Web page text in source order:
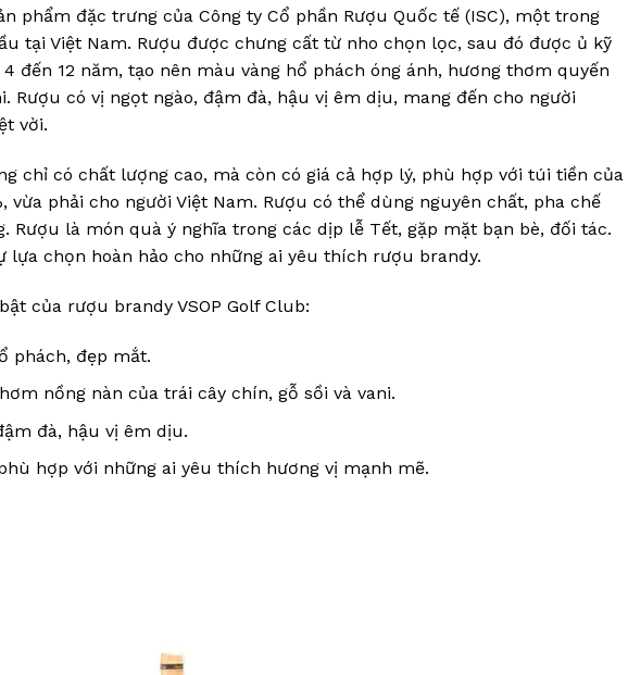
phẩm đặc trưng của Công ty Cổ phần Rượu Quốc tế (ISC), một trong
tại Việt Nam. Rượu được chưng cất từ nho chọn lọc, sau đó được ủ kỹ
đến 12 năm, tạo nên màu vàng hổ phách óng ánh, hương thơm quyến
Rượu có vị ngọt ngào, đậm đà, hậu vị êm dịu, mang đến cho người
vời.
chỉ có chất lượng cao, mà còn có giá cả hợp lý, phù hợp với túi tiền của
vừa phải cho người Việt Nam. Rượu có thể dùng nguyên chất, pha chế
Rượu là món quà ý nghĩa trong các dịp lễ Tết, gặp mặt bạn bè, đối tác.
lựa chọn hoàn hảo cho những ai yêu thích rượu brandy.
của rượu brandy VSOP Golf Club:
phách, đẹp mắt.
nồng nàn của trái cây chín, gỗ sồi và vani.
đà, hậu vị êm dịu.
hợp với những ai yêu thích hương vị mạnh mẽ.